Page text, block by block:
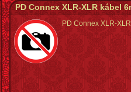
PD Connex XLR-XLR kábel
PD Connex XLR-